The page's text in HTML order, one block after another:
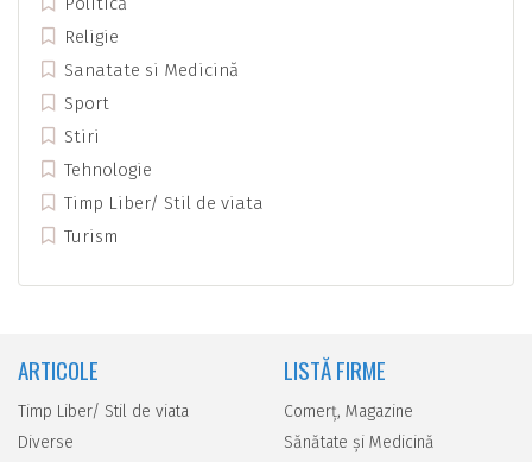
Religie
Sanatate si Medicină
Sport
Stiri
Tehnologie
Timp Liber/ Stil de viata
Turism
ARTICOLE
Timp Liber/ Stil de viata
Diverse
LISTĂ FIRME
Comerţ, Magazine
Sănătate şi Medicină